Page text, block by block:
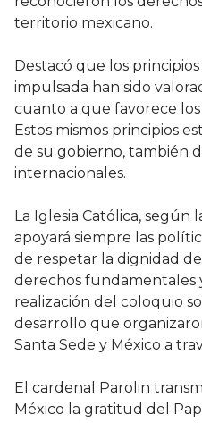
territorio mexicano.
Destacó que los
impulsada han sido
cuanto a que favorece
Estos mismos principios
de su gobierno, también
internacionales.
La Iglesia Católica, según
apoyará siempre las
de respetar la dignidad
derechos fundamentales
realización del coloquio
desarrollo que
Santa Sede y México a
El cardenal Parolin
México la gratitud del